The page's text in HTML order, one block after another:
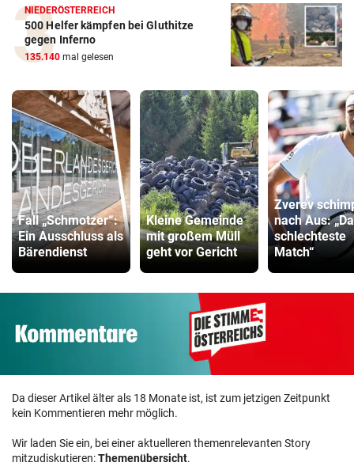
NIEDERÖSTERREICH
500 Helfer kämpfen bei Gluthitze
gegen Inferno
135.140 mal gelesen
Fall „Schmotzer“:
Ein Ausschluss als
Bärendienst
Kleine Gemeinde
mit großem Müll
geht vor Gericht
Zverev
nach Aus:
schlechteste
Match“
Da dieser Artikel älter als 18 Monate ist, ist zum jetzigen Zeitpunkt
kein Kommentieren mehr möglich.
Wir laden Sie ein, bei einer aktuelleren themenrelevanten Story
mitzudiskutieren:Themenübersicht.